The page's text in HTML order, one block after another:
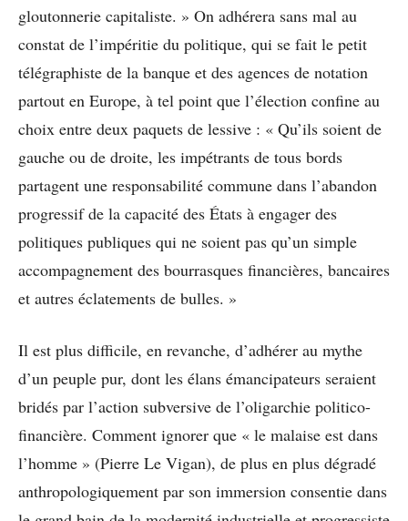
gloutonnerie capitaliste. » On adhérera sans mal au
constat de l’impéritie du politique, qui se fait le petit
télégraphiste de la banque et des agences de notation
partout en Europe, à tel point que l’élection confine au
choix entre deux paquets de lessive : « Qu’ils soient de
gauche ou de droite, les impétrants de tous bords
partagent une responsabilité commune dans l’abandon
progressif de la capacité des États à engager des
politiques publiques qui ne soient pas qu’un simple
accompagnement des bourrasques financières, bancaires
et autres éclatements de bulles. »
Il est plus difficile, en revanche, d’adhérer au mythe
d’un peuple pur, dont les élans émancipateurs seraient
bridés par l’action subversive de l’oligarchie politico-
financière. Comment ignorer que « le malaise est dans
l’homme » (Pierre Le Vigan), de plus en plus dégradé
anthropologiquement par son immersion consentie dans